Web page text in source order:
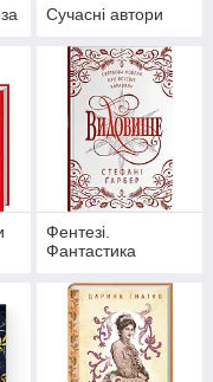
Сучасні автори
Фентезі.
Фантастика